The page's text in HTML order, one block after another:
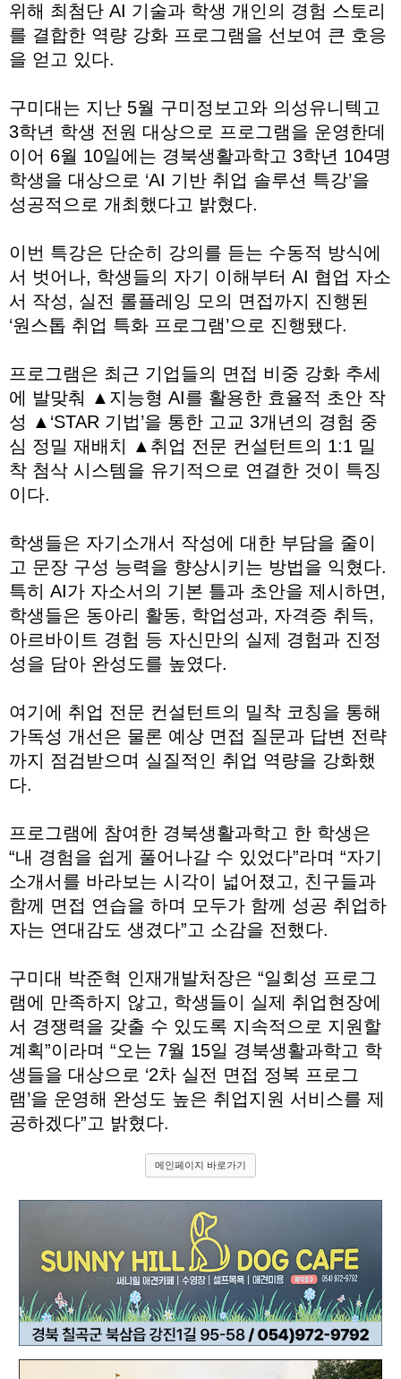
위해 최첨단 AI 기술과 학생 개인의 경험 스토리
를 결합한 역량 강화 프로그램을 선보여 큰 호응
을 얻고 있다.
구미대는 지난 5월 구미정보고와 의성유니텍고
3학년 학생 전원 대상으로 프로그램을 운영한데
이어 6월 10일에는 경북생활과학고 3학년 104명
학생을 대상으로 ‘AI 기반 취업 솔루션 특강’을
성공적으로 개최했다고 밝혔다.
이번 특강은 단순히 강의를 듣는 수동적 방식에
서 벗어나, 학생들의 자기 이해부터 AI 협업 자소
서 작성, 실전 롤플레잉 모의 면접까지 진행된
‘원스톱 취업 특화 프로그램’으로 진행됐다.
프로그램은 최근 기업들의 면접 비중 강화 추세
에 발맞춰 ▲지능형 AI를 활용한 효율적 초안 작
성 ▲‘STAR 기법’을 통한 고교 3개년의 경험 중
심 정밀 재배치 ▲취업 전문 컨설턴트의 1:1 밀
착 첨삭 시스템을 유기적으로 연결한 것이 특징
이다.
학생들은 자기소개서 작성에 대한 부담을 줄이
고 문장 구성 능력을 향상시키는 방법을 익혔다.
특히 AI가 자소서의 기본 틀과 초안을 제시하면,
학생들은 동아리 활동, 학업성과, 자격증 취득,
아르바이트 경험 등 자신만의 실제 경험과 진정
성을 담아 완성도를 높였다.
여기에 취업 전문 컨설턴트의 밀착 코칭을 통해
가독성 개선은 물론 예상 면접 질문과 답변 전략
까지 점검받으며 실질적인 취업 역량을 강화했
다.
프로그램에 참여한 경북생활과학고 한 학생은
“내 경험을 쉽게 풀어나갈 수 있었다”라며 “자기
소개서를 바라보는 시각이 넓어졌고, 친구들과
함께 면접 연습을 하며 모두가 함께 성공 취업하
자는 연대감도 생겼다”고 소감을 전했다.
구미대 박준혁 인재개발처장은 “일회성 프로그
램에 만족하지 않고, 학생들이 실제 취업현장에
서 경쟁력을 갖출 수 있도록 지속적으로 지원할
계획”이라며 “오는 7월 15일 경북생활과학고 학
생들을 대상으로 ‘2차 실전 면접 정복 프로그
램’을 운영해 완성도 높은 취업지원 서비스를 제
공하겠다”고 밝혔다.
메인페이지 바로가기